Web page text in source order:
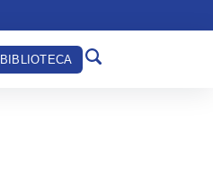
BIBLIOTECA